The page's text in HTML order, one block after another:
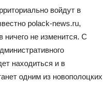
войдут в
polack-news.ru,
ничего не изменится. С
находиться и в
одним из новополоцких